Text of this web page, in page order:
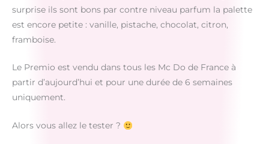
surprise ils sont bons par contre niveau parfum la palette
est encore petite : vanille, pistache, chocolat, citron,
framboise.
Le Premio est vendu dans tous les Mc Do de France à
partir d’aujourd’hui et pour une durée de 6 semaines
uniquement.
Alors vous allez le tester ?